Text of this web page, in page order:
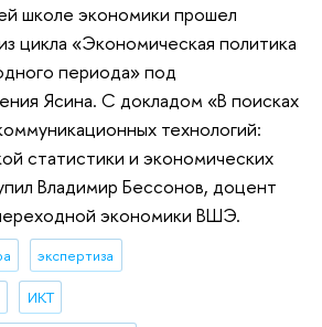
школе экономики прошел
цикла «Экономическая политика
периода» под
Ясина. С докладом «В поисках
технологий:
статистики и экономических
Владимир Бессонов, доцент
экономики ВШЭ.
экспертиза
ИКТ